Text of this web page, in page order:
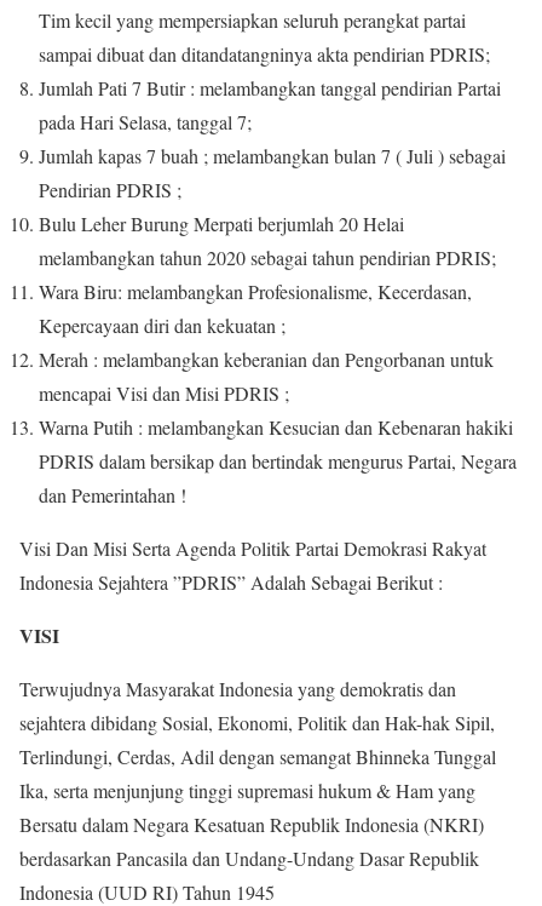
Tim kecil yang mempersiapkan seluruh perangkat partai
sampai dibuat dan ditandatangninya akta pendirian PDRIS;
Jumlah Pati 7 Butir : melambangkan tanggal pendirian Partai
pada Hari Selasa, tanggal 7;
Jumlah kapas 7 buah ; melambangkan bulan 7 ( Juli ) sebagai
Pendirian PDRIS ;
Bulu Leher Burung Merpati berjumlah 20 Helai
melambangkan tahun 2020 sebagai tahun pendirian PDRIS;
Wara Biru: melambangkan Profesionalisme, Kecerdasan,
Kepercayaan diri dan kekuatan ;
Merah : melambangkan keberanian dan Pengorbanan untuk
mencapai Visi dan Misi PDRIS ;
Warna Putih : melambangkan Kesucian dan Kebenaran hakiki
PDRIS dalam bersikap dan bertindak mengurus Partai, Negara
dan Pemerintahan !
Visi Dan Misi Serta Agenda Politik Partai Demokrasi Rakyat
Indonesia Sejahtera ”PDRIS” Adalah Sebagai Berikut :
VISI
Terwujudnya Masyarakat Indonesia yang demokratis dan
sejahtera dibidang Sosial, Ekonomi, Politik dan Hak-hak Sipil,
Terlindungi, Cerdas, Adil dengan semangat Bhinneka Tunggal
Ika, serta menjunjung tinggi supremasi hukum & Ham yang
Bersatu dalam Negara Kesatuan Republik Indonesia (NKRI)
berdasarkan Pancasila dan Undang-Undang Dasar Republik
Indonesia (UUD RI) Tahun 1945